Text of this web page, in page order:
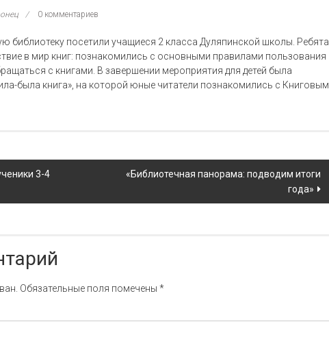
0 комментариев
библиотеку посетили учащиеся 2 класса Дуляпинской школы. Ребята
в мир книг: познакомились с основными правилами пользования
с книгами. В завершении мероприятия для детей была
была книга», на которой юные читатели познакомились с Книговым.
3-4
«Библиотечная панорама: подводим итоги
года»
Обязательные поля помечены *